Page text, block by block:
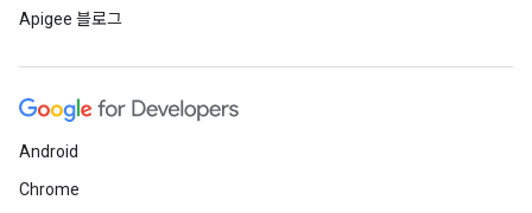
Apigee 블로그
Android
Chrome